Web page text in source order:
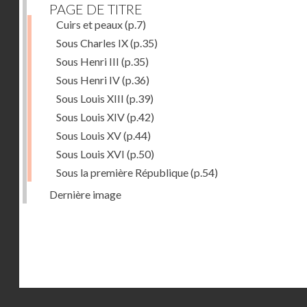
PAGE DE TITRE
Cuirs et peaux(p.7)
Sous Charles IX(p.35)
Sous Henri III (p.35)
Sous Henri IV(p.36)
Sous Louis XIII (p.39)
Sous Louis XIV(p.42)
Sous Louis XV(p.44)
Sous Louis XVI (p.50)
Sous la première République(p.54)
Dernière image